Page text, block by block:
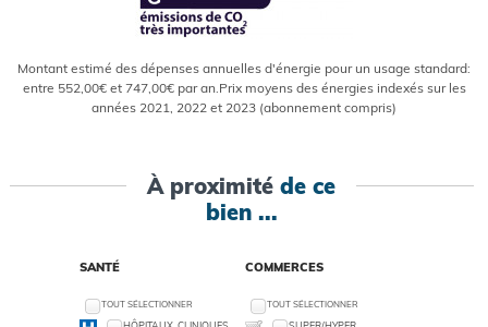
Montant estimé des dépenses annuelles d'énergie pour un usage standard:
entre 552,00€ et 747,00€ par an.Prix moyens des énergies indexés sur les
années 2021, 2022 et 2023 (abonnement compris)
À proximitéde ce
bien ...
SANTÉ
TOUT SÉLECTIONNER
COMMERCES
TOUT SÉLECTIONNER